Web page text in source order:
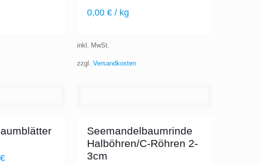
0,00 €/ kg
inkl. MwSt.
zzgl. Versandkosten
€
Seemandelbaumrinde
Halböhren/C-Röhren 2-
3cm